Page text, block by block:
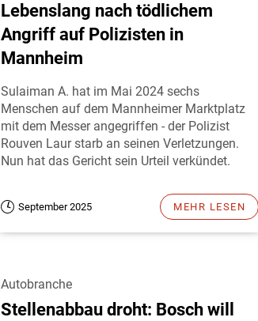
Lebenslang nach tödlichem
Angriff auf Polizisten in
Mannheim
Sulaiman A. hat im Mai 2024 sechs
Menschen auf dem Mannheimer Marktplatz
mit dem Messer angegriffen - der Polizist
Rouven Laur starb an seinen Verletzungen.
Nun hat das Gericht sein Urteil verkündet.
September 2025 MEHR LESEN
Autobranche
Stellenabbau droht: Bosch will